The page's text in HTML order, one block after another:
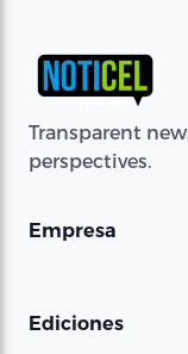
Transparent
perspectives.
Empresa
Ediciones